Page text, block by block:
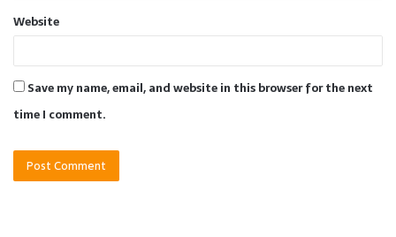
Website
Save my name, email, and website in this browser for the next
time I comment.